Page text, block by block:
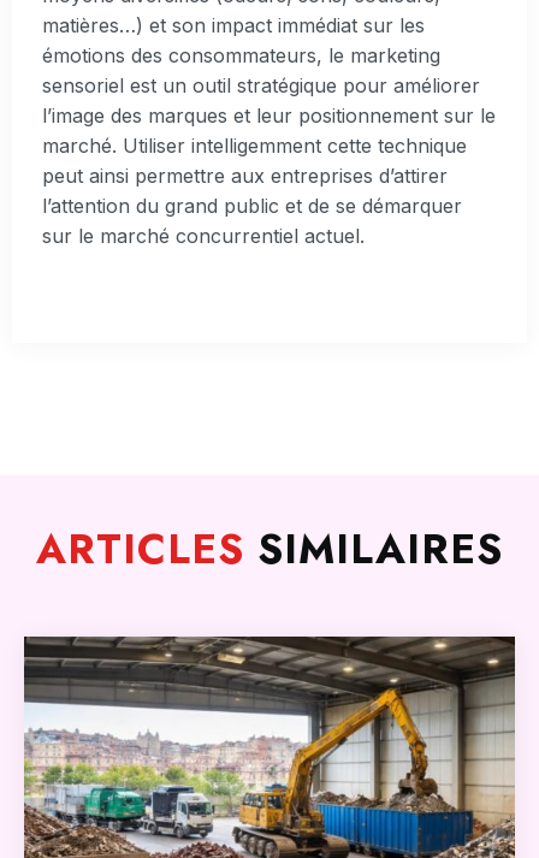
matières…) et son impact immédiat sur les
émotions des consommateurs, le marketing
sensoriel est un outil stratégique pour améliorer
l’image des marques et leur positionnement sur le
marché. Utiliser intelligemment cette technique
peut ainsi permettre aux entreprises d’attirer
l’attention du grand public et de se démarquer
sur le marché concurrentiel actuel.
ARTICLES SIMILAIRES